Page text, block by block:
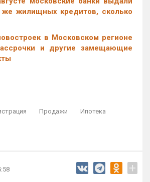
же жилищных кредитов, сколько
в Московском регионе
и другие замещающие
Продажи
Ипотека
+